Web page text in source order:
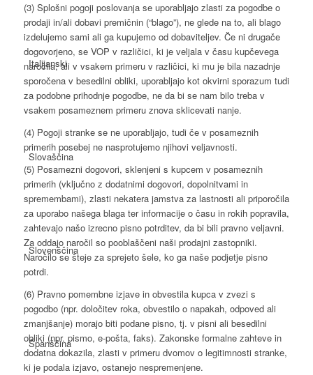
Italijanski
Slovaščina
Slovenščina
Španščina
(3) Splošni pogoji poslovanja se uporabljajo zlasti za pogodbe o
prodaji in/ali dobavi premičnin (“blago”), ne glede na to, ali blago
izdelujemo sami ali ga kupujemo od dobaviteljev. Če ni drugače
dogovorjeno, se VOP v različici, ki je veljala v času kupčevega
naročila, ali v vsakem primeru v različici, ki mu je bila nazadnje
sporočena v besedilni obliki, uporabljajo kot okvirni sporazum tudi
za podobne prihodnje pogodbe, ne da bi se nam bilo treba v
vsakem posameznem primeru znova sklicevati nanje.
(4) Pogoji stranke se ne uporabljajo, tudi če v posameznih
primerih posebej ne nasprotujemo njihovi veljavnosti.
(5) Posamezni dogovori, sklenjeni s kupcem v posameznih
primerih (vključno z dodatnimi dogovori, dopolnitvami in
spremembami), zlasti nekatera jamstva za lastnosti ali priporočila
za uporabo našega blaga ter informacije o času in rokih popravila,
zahtevajo našo izrecno pisno potrditev, da bi bili pravno veljavni.
Za oddajo naročil so pooblaščeni naši prodajni zastopniki.
Naročilo se šteje za sprejeto šele, ko ga naše podjetje pisno
potrdi.
(6) Pravno pomembne izjave in obvestila kupca v zvezi s
pogodbo (npr. določitev roka, obvestilo o napakah, odpoved ali
zmanjšanje) morajo biti podane pisno, tj. v pisni ali besedilni
obliki (npr. pismo, e-pošta, faks). Zakonske formalne zahteve in
dodatna dokazila, zlasti v primeru dvomov o legitimnosti stranke,
ki je podala izjavo, ostanejo nespremenjene.